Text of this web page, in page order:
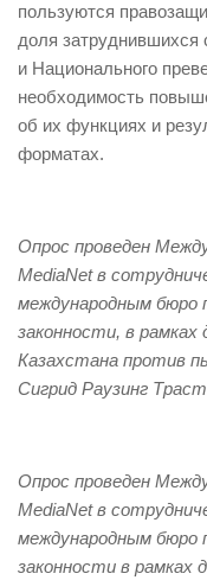
пользуются
доля затруднившихся
и Национального
необходимость
об их функциях и
форматах.
Опрос проведен
MediaNet в
международным бюро
законности, в
Казахстана против
Сигрид Раузинг
Опрос проведен
MediaNet в
международным бюро
законности в